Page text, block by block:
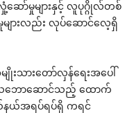
ာ်မှုများနှင့် လူပုဂ္ဂိုလ်တစ်
ျားလည်း လုပ်‌ဆောင်‌လေ့ရှိ
းသား‌တော်လှန်‌ရေးအ‌ပေါ်
ော‌ဆောင်သည့် ‌ထောက်
ယ်နယ်အရပ်ရပ်ရှိ ကရင်